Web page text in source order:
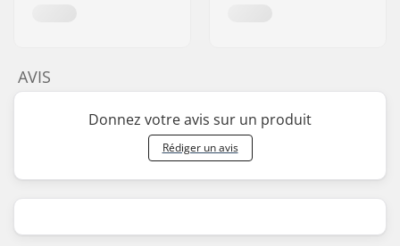
AVIS
Donnez votre avis sur un produit
Rédiger un avis